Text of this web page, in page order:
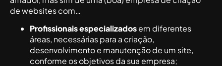
de websites com…
Profissionais especializadosem diferentes
áreas, necessárias para a criação,
desenvolvimento e manutenção de um site,
conforme os objetivos da sua empresa;